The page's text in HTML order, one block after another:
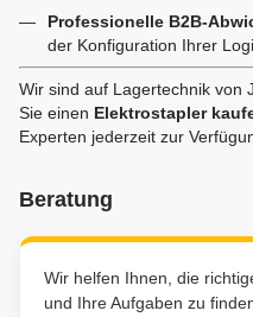
Professionelle B2B-
der Konfiguration Ihrer
Wir sind auf Lagertechnik von
Sie einen Elektrostapler
Experten jederzeit zur
Beratung
Wir helfen Ihnen, die
und Ihre Aufgaben zu